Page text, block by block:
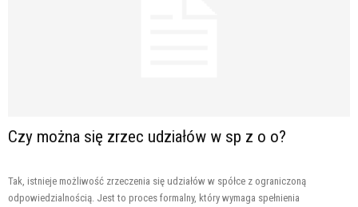
Czy można się zrzec udziałów w sp z o o?
Tak, istnieje możliwość zrzeczenia się udziałów w spółce z ograniczoną
odpowiedzialnością. Jest to proces formalny, który wymaga spełnienia